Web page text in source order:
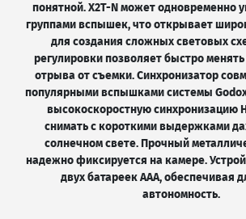
понятной. X2T-N может одновременно
группами вспышек, что открывает
для создания сложных световых
регулировки позволяет быстро
отрыва от съемки. Синхронизатор
популярными вспышками системы
высокоскоростную синхронизацию
снимать с короткими выдержками
солнечном свете. Прочный
надежно фиксируется на камере.
двух батареек AAA, обеспечивая
автономность.